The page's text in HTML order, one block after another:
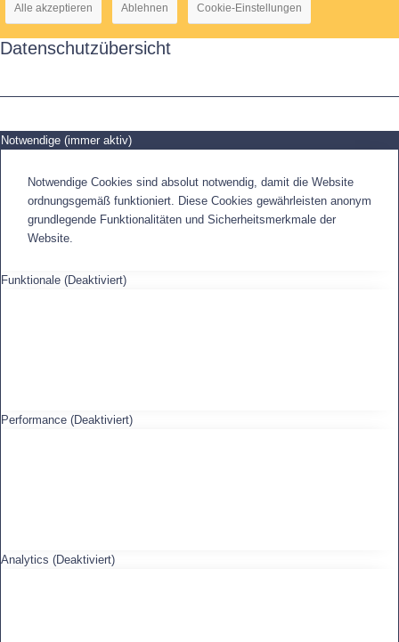
Alle akzeptieren Ablehnen Cookie-Einstellungen
Datenschutzübersicht
Notwendige (immer aktiv)
Notwendige Cookies sind absolut notwendig, damit die Website
ordnungsgemäß funktioniert. Diese Cookies gewährleisten anonym
grundlegende Funktionalitäten und Sicherheitsmerkmale der
Website.
Funktionale (Deaktiviert)
Performance (Deaktiviert)
Analytics (Deaktiviert)